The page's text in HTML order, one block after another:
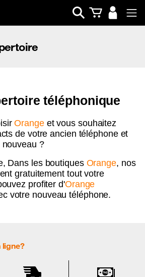
Ouvrir la barre
téléphonique
Orangeet vous souhaitez
de votre ancien téléphone et
?
Dans les boutiques Orange, nos
gratuitement tout votre
profiter d'Orange
votre nouveau téléphone.
ligne?